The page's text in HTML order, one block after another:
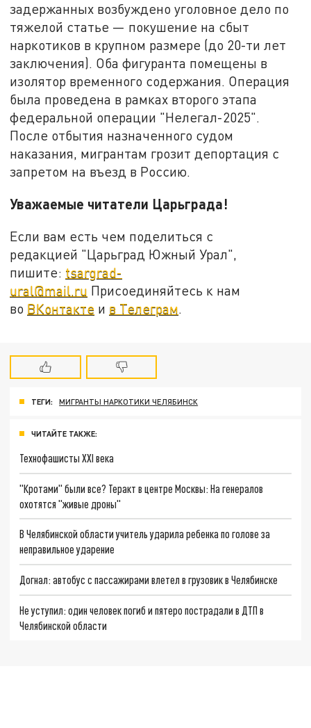
задержанных возбуждено уголовное дело по
тяжелой статье — покушение на сбыт
наркотиков в крупном размере (до 20-ти лет
заключения). Оба фигуранта помещены в
изолятор временного содержания. Операция
была проведена в рамках второго этапа
федеральной операции "Нелегал-2025".
После отбытия назначенного судом
наказания, мигрантам грозит депортация с
запретом на въезд в Россию.
Уважаемые читатели Царьграда!
Если вам есть чем поделиться с
редакцией "Царьград Южный Урал",
пишите: tsargrad-
ural@mail.ru Присоединяйтесь к нам
во ВКонтакте и в Телеграм
ТЕГИ: МИГРАНТЫ НАРКОТИКИ ЧЕЛЯБИНСК
ЧИТАЙТЕ ТАКЖЕ:
Технофашисты XXI века
"Кротами" были все? Теракт в центре Москвы: На генералов
охотятся "живые дроны"
В Челябинской области учитель ударила ребенка по голове за
неправильное ударение
Догнал: автобус с пассажирами влетел в грузовик в Челябинске
Не уступил: один человек погиб и пятеро пострадали в ДТП в
Челябинской области